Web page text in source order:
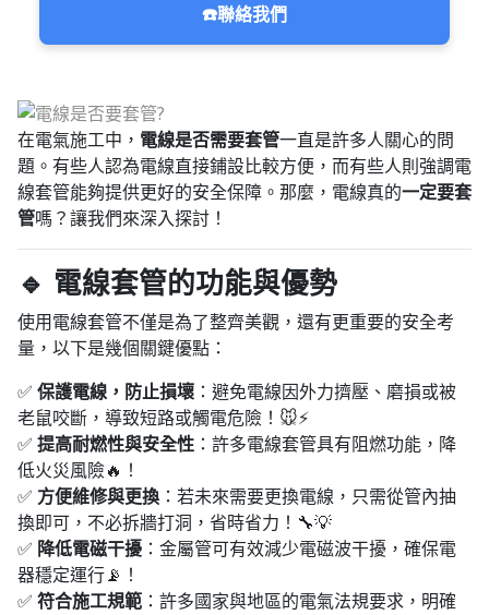
☎️聯絡我們
在電氣施工中， 電線是否需要套管一直是許多人關心的問
題。有些人認為電線直接鋪設比較方便，而有些人則強調電
線套管能夠提供更好的安全保障。那麼，電線真的一定要套
管嗎？讓我們來深入探討！
🔹 電線套管的功能與優勢
使用電線套管不僅是為了整齊美觀，還有更重要的安全考
量，以下是幾個關鍵優點：
✅ 保護電線，防止損壞 ：避免電線因外力擠壓、磨損或被
老鼠咬斷，導致短路或觸電危險！🐭⚡
✅ 提高耐燃性與安全性 ：許多電線套管具有阻燃功能，降
低火災風險🔥！
✅ 方便維修與更換 ：若未來需要更換電線，只需從管內抽
換即可，不必拆牆打洞，省時省力！🔧💡
✅ 降低電磁干擾 ：金屬管可有效減少電磁波干擾，確保電
器穩定運行📡！
✅ 符合施工規範 ：許多國家與地區的電氣法規要求，明確